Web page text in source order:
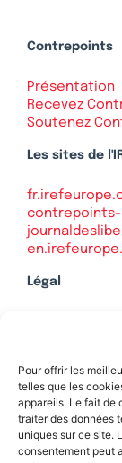
Pour offrir les
telles que les
appareils. Le fait de
traiter des données
uniques sur ce site.
consentement peut
Contrepoints
Présentation
Recevez
Soutenez
Les sites de
Légal
Politique de